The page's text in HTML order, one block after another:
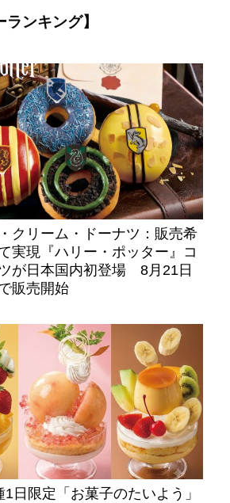
ランキング】
クリーム・ドーナツ：販売希
実現『ハリー・ポッター』コ
が日本国内初登場 8月21日
販売開始
日限定「お菓子のたいよう」